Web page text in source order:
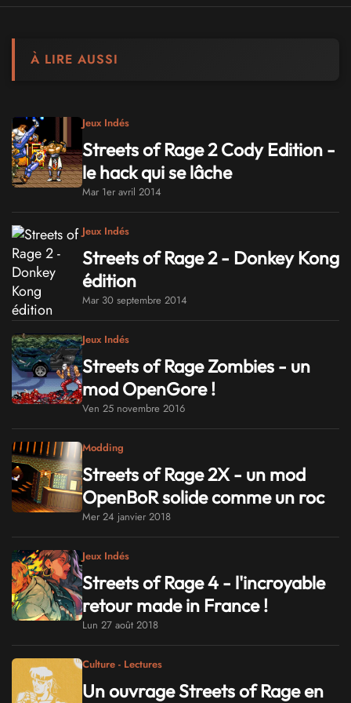
À LIRE AUSSI
Jeux Indés
Streets of Rage 2 Cody Edition -
le hack qui se lâche
Mar 1er avril 2014
Jeux Indés
Streets of Rage 2 - Donkey Kong
édition
Mar 30 septembre 2014
Jeux Indés
Streets of Rage Zombies - un
mod OpenGore !
Ven 25 novembre 2016
Modding
Streets of Rage 2X - un mod
OpenBoR solide comme un roc
Mer 24 janvier 2018
Jeux Indés
Streets of Rage 4 - l'incroyable
retour made in France !
Lun 27 août 2018
Culture - Lectures
Un ouvrage Streets of Rage en